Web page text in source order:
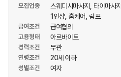
모집업종 스웨디시마사지 타이마사지
1인샵 홈케어 림프
급여조건 급여협의
고용형태 아르바이트
경력조건 무관
연령조건 20세 이하
성별조건 여자